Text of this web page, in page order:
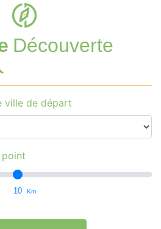
Découverte
ville de départ
10 Km